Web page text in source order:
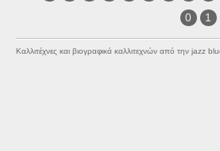
0
1
Καλλιτέχνες και βιογραφικά καλλιτεχνών από την jazz